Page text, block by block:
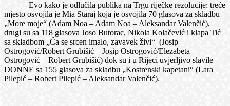
Evo kako je odlučila publika na Trgu riječke rezolucije: treće
mjesto osvojila je Mia Staraj koja je osvojila 70 glasova za skladbu
„More moje“ (Adam Noa – Adam Noa – Aleksandar Valenčić),
drugi su sa 118 glasova Joso Butorac, Nikola Kolačević i klapa Tić
sa skladbom „Ča se srcen imalo, zavavek živi“ (Josip
Ostrogović/Robert Grubišić – Josip Ostrogović/Elezabeta
Ostrogović – Robert Grubišić) dok su i u Rijeci uvjerljivo slavile
DONNE sa 155 glasova za skladbu „Kostrenski kapetani“ (Lara
Pilepić – Robert Pilepić – Aleksandar Valenčić).